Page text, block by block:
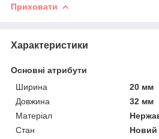
Приховати
Характеристики
Основні атрибути
Ширина
20 мм
Довжина
32 мм
Матеріал
Стан
Новий